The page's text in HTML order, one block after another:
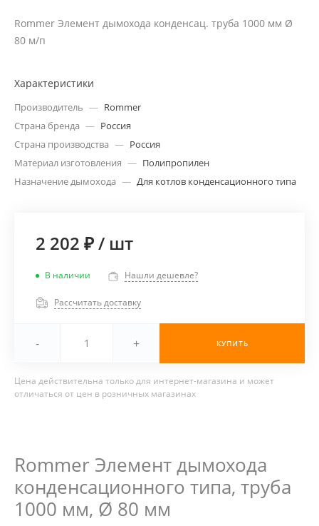
Rommer Элемент дымохода конденсац. труба 1000 мм Ø
80 м/п
Характеристики
Производитель — Rommer
Страна бренда — Россия
Страна производства — Россия
Материал изготовления — Полипропилен
Назначение дымохода — Для котлов конденсационного типа
2 202 ₽/ шт
В наличии Нашли дешевле?
Рассчитать доставку
- + КУПИТЬ
Цена действительна только для интернет-магазина и может
отличаться от цен в розничных магазинах
Rommer Элемент дымохода
конденсационного типа, труба
1000 мм, Ø 80 мм